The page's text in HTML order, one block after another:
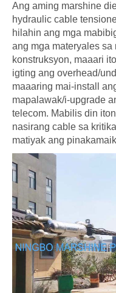
Ang aming marshine
hydraulic cable
hilahin ang mga
ang mga materyales
konstruksyon, maaari
igting ang overhead/
maaaring mai-install
mapalawak/i-upgrade
telecom. Mabilis din
nasirang cable sa
matiyak ang